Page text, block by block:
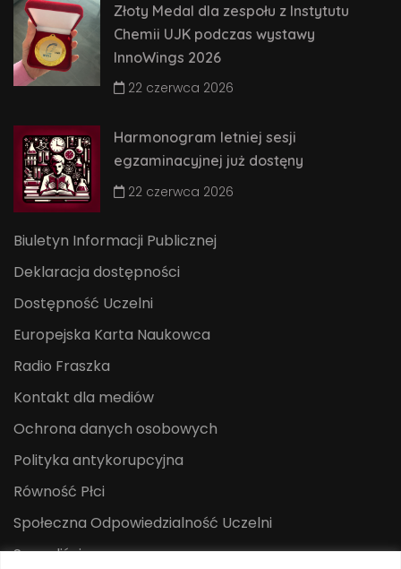
Złoty Medal dla zespołu z Instytutu
Chemii UJK podczas wystawy
InnoWings 2026
22 czerwca 2026
Harmonogram letniej sesji
egzaminacyjnej już dostęny
22 czerwca 2026
Biuletyn Informacji Publicznej
Deklaracja dostępności
Dostępność Uczelni
Europejska Karta Naukowca
Radio Fraszka
Kontakt dla mediów
Ochrona danych osobowych
Polityka antykorupcyjna
Równość Płci
Społeczna Odpowiedzialność Uczelni
Sygnaliści